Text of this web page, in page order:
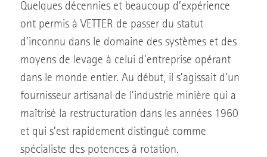
Quelques décennies et beaucoup d’expérience
ont permis à VETTER de passer du statut
d’inconnu dans le domaine des systèmes et des
moyens de levage à celui d’entreprise opérant
dans le monde entier. Au début, il s’agissait d’un
fournisseur artisanal de l’industrie minière qui a
maîtrisé la restructuration dans les années 1960
et qui s’est rapidement distingué comme
spécialiste des potences à rotation.